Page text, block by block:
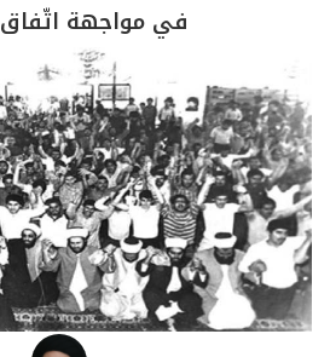
في مواجهة اتّفاق 17 أيّار